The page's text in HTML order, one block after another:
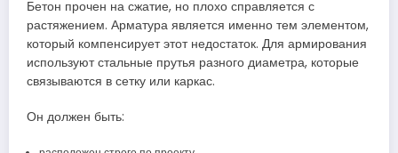
Бетон прочен на сжатие, но плохо справляется с
растяжением. Арматура является именно тем элементом,
который компенсирует этот недостаток. Для армирования
используют стальные прутья разного диаметра, которые
связываются в сетку или каркас.
Он должен быть: